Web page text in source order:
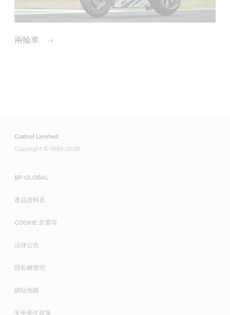
兩輪車
Castrol Limited
Copyright © 1999-2026
BP GLOBAL
產品資料表
COOKIE 首選項
法律公告
隱私權聲明
網站地圖
安全衛生政策